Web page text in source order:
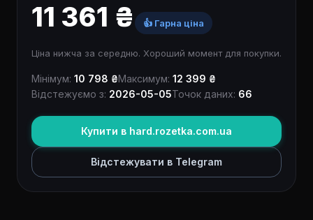
11 361 ₴ 👍 Гарна ціна
Ціна нижча за середню. Хороший момент для покупки.
Мінімум: 10 798 ₴Максимум: 12 399 ₴
Відстежуємо з: 2026-05-05Точок даних: 66
Купити в hard.rozetka.com.ua
Відстежувати в Telegram